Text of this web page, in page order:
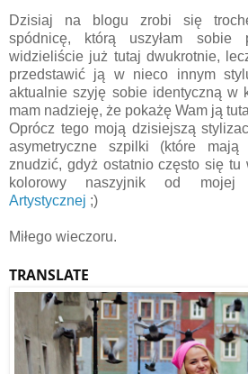
Dzisiaj na blogu zrobi się
spódnicę, którą uszyłam sobie
widzieliście już tutaj dwukrotnie,
przedstawić ją w nieco innym
aktualnie szyję sobie identyczną w
mam nadzieję, że pokażę Wam ją
Oprócz tego moją dzisiejszą
asymetryczne szpilki (które
znudzić, gdyż ostatnio często się tu
kolorowy naszyjnik od
Artystycznej ;)
Miłego wieczoru.
TRANSLATE